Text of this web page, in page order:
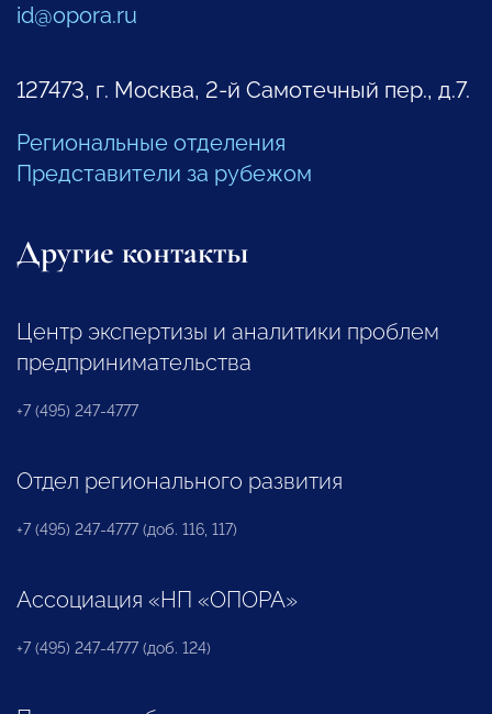
id@opora.ru
127473, г. Москва, 2-й Самотечный пер., д.7.
Региональные отделения
Представители за рубежом
Другие контакты
Центр экспертизы и аналитики проблем
предпринимательства
+7 (495) 247-4777
Отдел регионального развития
+7 (495) 247-4777 (доб. 116, 117)
Ассоциация «НП «ОПОРА»
+7 (495) 247-4777 (доб. 124)